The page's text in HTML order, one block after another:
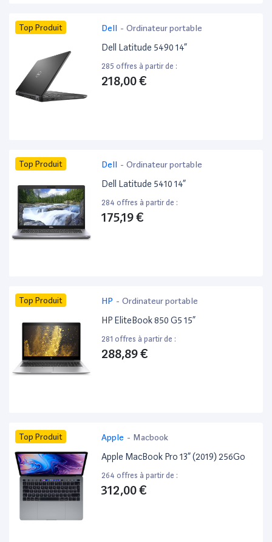
Top Produit Dell - Ordinateur portable
Dell Latitude 5490 14”
285 offres à partir de :
218,00 €
Top Produit Dell - Ordinateur portable
Dell Latitude 5410 14”
284 offres à partir de :
175,19 €
Top Produit HP - Ordinateur portable
HP EliteBook 850 G5 15”
281 offres à partir de :
288,89 €
Top Produit Apple - Macbook
Apple MacBook Pro 13” (2019) 256Go
264 offres à partir de :
312,00 €